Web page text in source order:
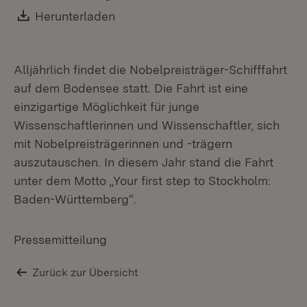
Download:
Herunterladen
Alljährlich findet die Nobelpreisträger-Schifffahrt
auf dem Bodensee statt. Die Fahrt ist eine
einzigartige Möglichkeit für junge
Wissenschaftlerinnen und Wissenschaftler, sich
mit Nobelpreisträgerinnen und -trägern
auszutauschen. In diesem Jahr stand die Fahrt
unter dem Motto „Your first step to Stockholm:
Baden-Württemberg“.
Pressemitteilung
Zurück zur Übersicht